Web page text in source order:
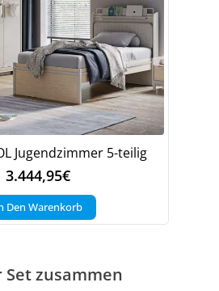
Jugendzimmer 5-teilig
3.444,95€
Den Warenkorb
Set zusammen